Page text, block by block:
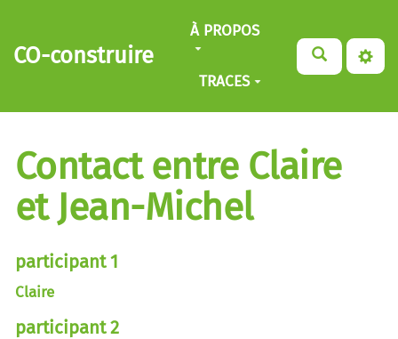
Aller au contenu principal
CO-construire
À PROPOS
TRACES
Contact entre Claire
et Jean-Michel
participant 1
Claire
participant 2